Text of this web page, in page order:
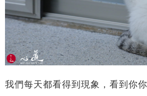
我們每天都看得到現象，看到你